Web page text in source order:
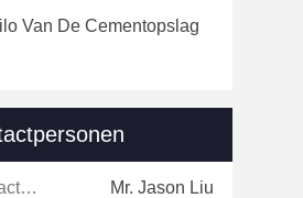
Van De Cementopslag
Contactpersonen: Mr. Jason Liu